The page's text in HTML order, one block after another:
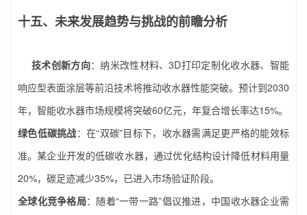
十五、未来发展趋势与挑战的前瞻分析
技术创新方向：纳米改性材料、3D打印定制化收水器、智能
响应型表面涂层等前沿技术将推动收水器性能突破。预计到2030
年，智能收水器市场规模将突破60亿元，年复合增长率达15%。
绿色低碳挑战：在“双碳”目标下，收水器需满足更严格的能效标
准。某企业开发的低碳收水器，通过优化结构设计降低材料用量
20%，碳足迹减少35%，已进入市场验证阶段。
全球化竞争格局：随着“一带一路”倡议推进，中国收水器企业需